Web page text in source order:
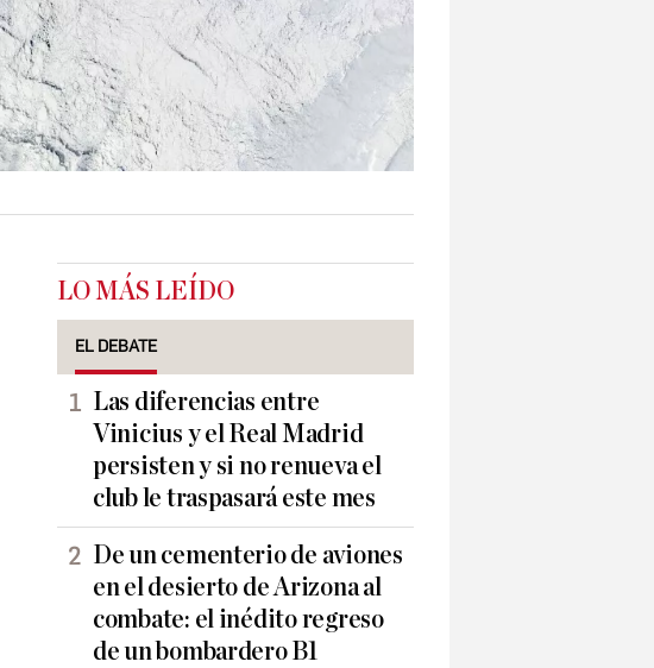
LO MÁS LEÍDO
EL DEBATE
Las diferencias entre
Vinicius y el Real Madrid
persisten y si no renueva el
club le traspasará este mes
De un cementerio de aviones
en el desierto de Arizona al
combate: el inédito regreso
de un bombardero B1